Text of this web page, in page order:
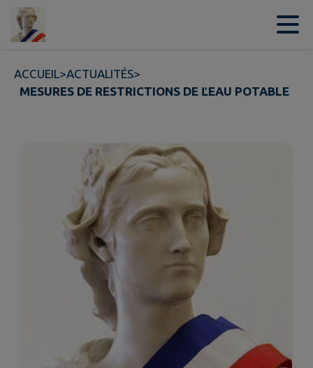
Contenu
ACCUEIL>ACTUALITÉS>
MESURES DE RESTRICTIONS DE ĽEAU POTABLE